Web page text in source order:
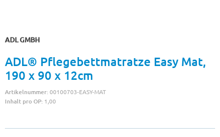
ADL GMBH
ADL® Pflegebettmatratze Easy Mat,
190 x 90 x 12cm
Artikelnummer:00100703-EASY-MAT
Inhalt pro OP: 1,00